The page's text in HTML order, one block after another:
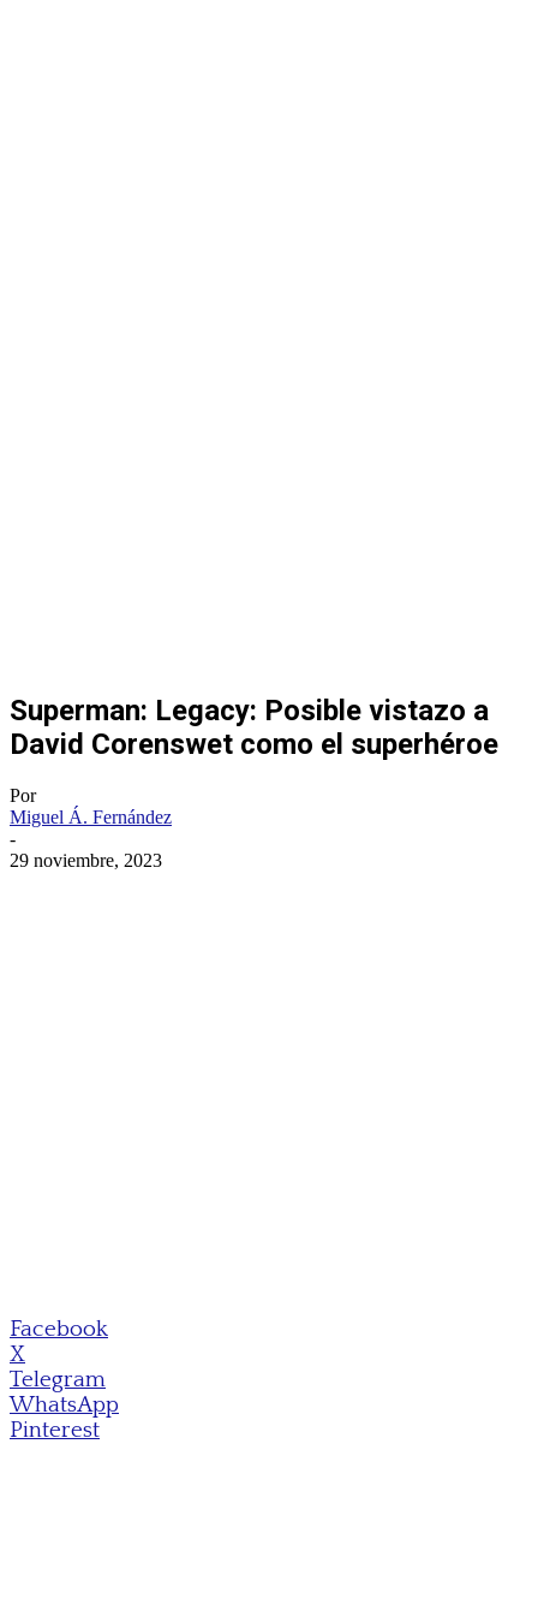
Superman: Legacy: Posible vistazo a
David Corenswet como el superhéroe
Por
Miguel Á. Fernández
-
29 noviembre, 2023
Facebook
X
Telegram
WhatsApp
Pinterest